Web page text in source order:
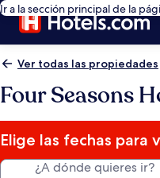
Ir a la sección principal de la
Ver todas las propiedades
Four Seasons
Elige las fechas para
¿A dónde quieres ir?